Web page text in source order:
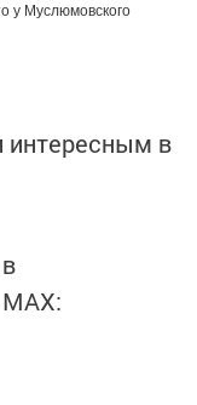
у Муслюмовского
в